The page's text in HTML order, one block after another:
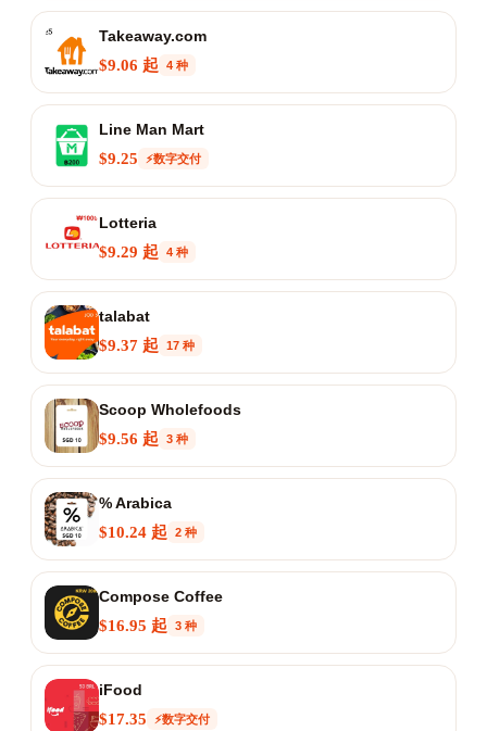
Takeaway.com
$9.06 起
4 种
Line Man Mart
$9.25
⚡数字交付
Lotteria
$9.29 起
4 种
talabat
$9.37 起
17 种
Scoop Wholefoods
$9.56 起
3 种
% Arabica
$10.24 起
2 种
Compose Coffee
$16.95 起
3 种
iFood
$17.35
⚡数字交付